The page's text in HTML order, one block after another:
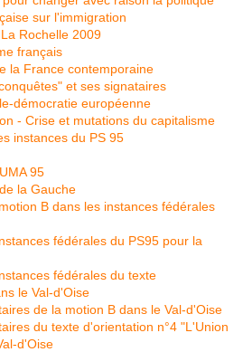
sur l'immigration
Rochelle 2009
français
la France contemporaine
et ses signataires
démocratie européenne
- Crise et mutations du capitalisme
instances du PS 95
95
la Gauche
B dans les instances fédérales
fédérales du PS95 pour la
fédérales du texte
le Val-d'Oise
de la motion B dans le Val-d'Oise
du texte d'orientation n°4 "L'Union
d'Oise